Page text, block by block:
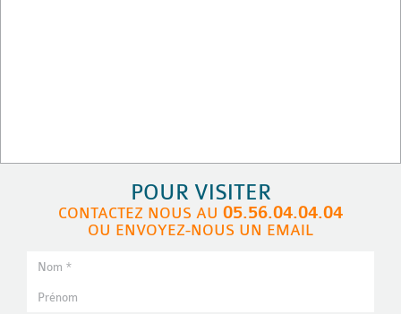
POUR VISITER
CONTACTEZ NOUS AU 05.56.04.04.04
OU ENVOYEZ-NOUS UN EMAIL